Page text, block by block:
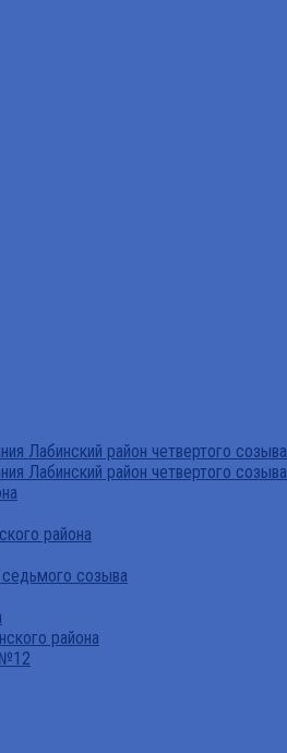
Лабинский район четвертого
Лабинский район четвертого
района
созыва
района
№12